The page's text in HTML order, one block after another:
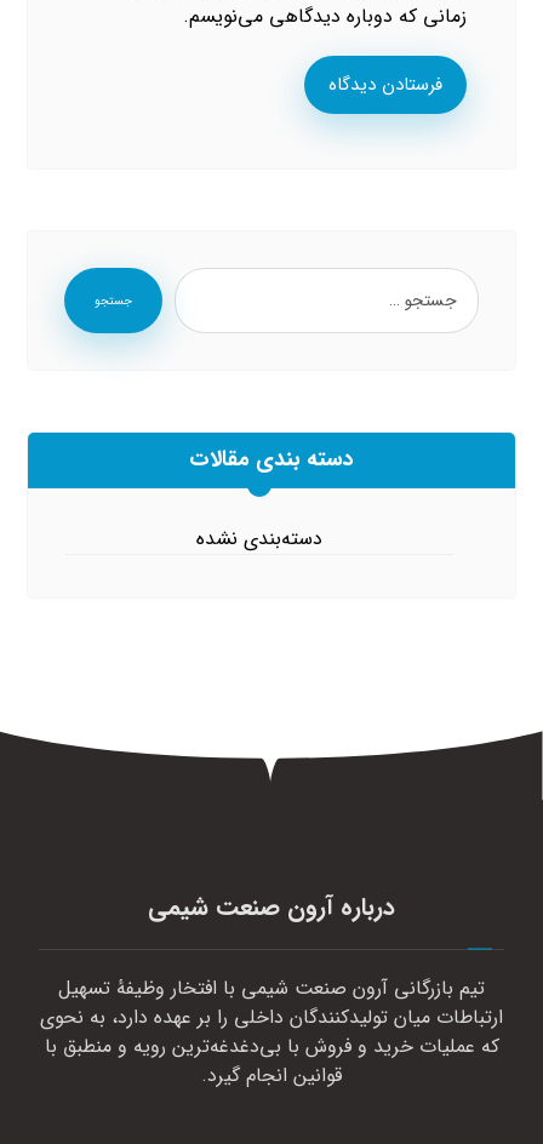
زمانی که دوباره دیدگاهی می‌نویسم.
فرستادن دیدگاه
جستجو
دسته بندی مقالات
دسته‌بندی نشده
درباره آرون صنعت شیمی
تیم بازرگانی آرون صنعت شیمی با افتخار وظیفهٔ تسهیل
ارتباطات میان تولیدکنندگان داخلی را بر عهده دارد، به نحوی
که عملیات خرید و فروش با بی‌دغدغه‌ترین رویه و منطبق با
قوانین انجام گیرد.